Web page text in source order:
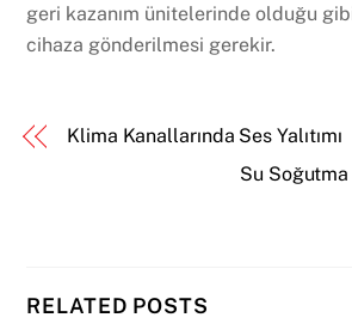
geri kazanım ünitelerinde olduğu
cihaza gönderilmesi gerekir.
Klima Kanallarında Ses Yalıtımı
Su
RELATED POSTS